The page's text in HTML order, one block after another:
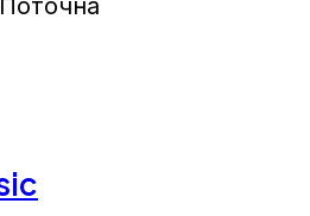
Поточна